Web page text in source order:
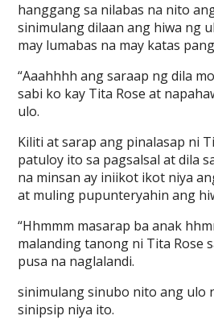
hanggang sa nilabas na nito
sinimulang dilaan ang hiwa ng
may lumabas na may katas
“Aaahhhh ang saraap ng dila
sabi ko kay Tita Rose at
ulo.
Kiliti at sarap ang pinalasap ni
patuloy ito sa pagsalsal at dila
na minsan ay iniikot ikot niya
at muling pupunteryahin ang
“Hhmmm masarap ba anak
malanding tanong ni Tita Rose
pusa na naglalandi.
sinimulang sinubo nito ang ulo
sinipsip niya ito.